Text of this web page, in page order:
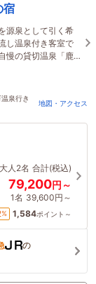
宿
源泉として引く希
し温泉付き客室で
慢の貸切温泉「鹿
をお楽しみいただ
泉行き
地図・アクセス
大人2名 合計(税込)
79,200円～
1名 39,600円～
% 1,584ポイント～
の